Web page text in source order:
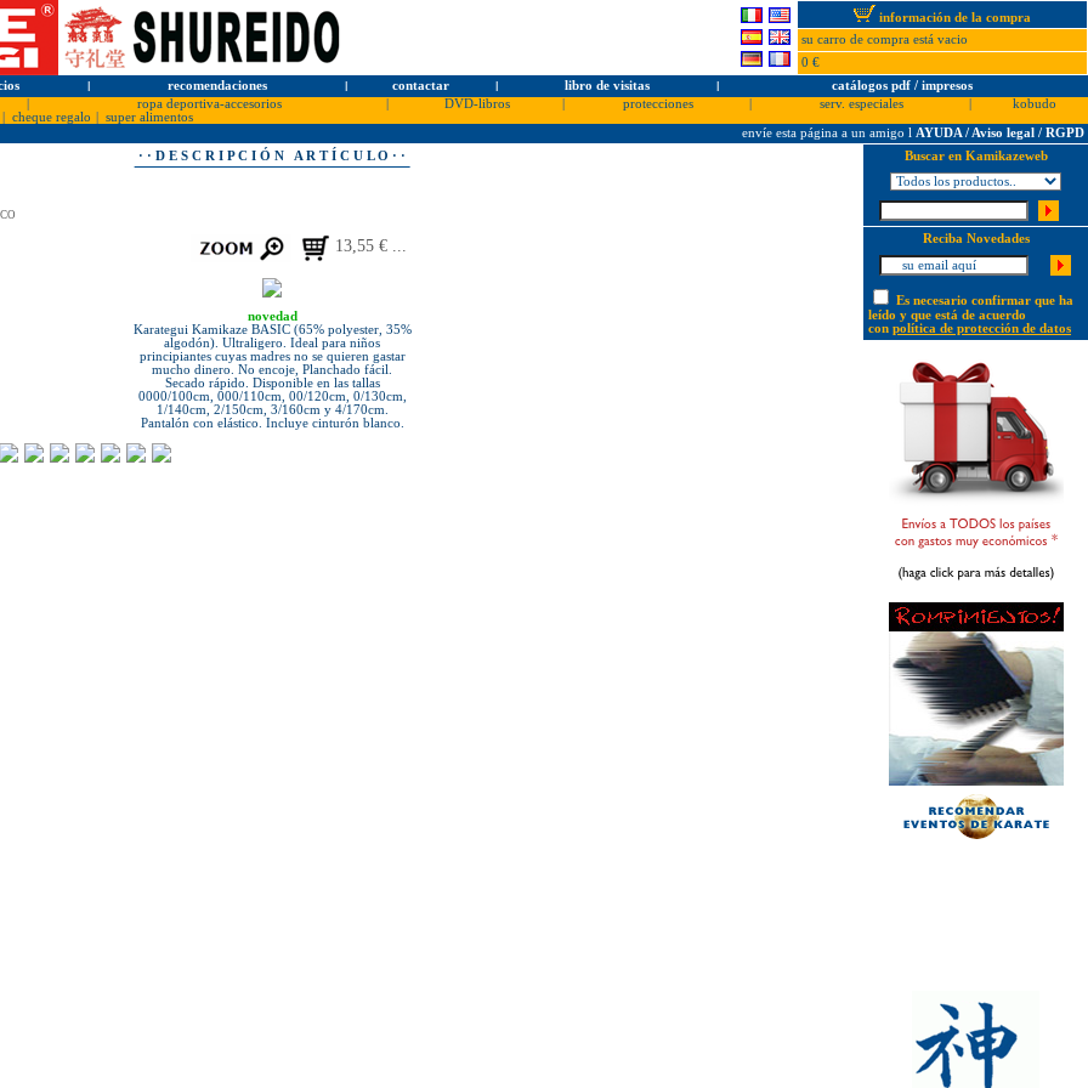
información de la compra
su carro de compra está vacio
0 €
l recomendaciones l contactar l libro de visitas l
catálogos pdf / impresos
ropa deportiva-accesorios DVD-libros protecciones serv. especiales
kobudo
cheque regalo
super alimentos
envíe esta página a un amigo l AYUDA / Aviso legal / RGPD
· · D E S C R I P C I Ó N A R T Í C U L O · ·
13,55 € ...
novedad
Karategui Kamikaze BASIC (65% polyester, 35%
algodón). Ultraligero. Ideal para niños
principiantes cuyas madres no se quieren gastar
mucho dinero. No encoje, Planchado fácil.
Secado rápido. Disponible en las tallas
0000/100cm, 000/110cm, 00/120cm, 0/130cm,
1/140cm, 2/150cm, 3/160cm y 4/170cm.
Pantalón con elástico. Incluye cinturón blanco.
Buscar en Kamikazeweb
Reciba Novedades
Es necesario confirmar que ha
leído y que está de acuerdo
con política de protección de datos